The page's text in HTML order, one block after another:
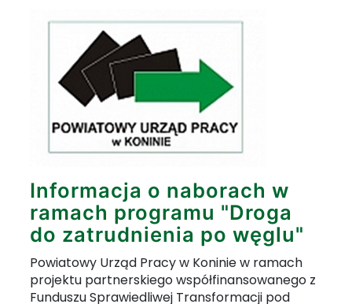
Informacja o naborach w
ramach programu "Droga
do zatrudnienia po węglu"
Powiatowy Urząd Pracy w Koninie w ramach
projektu partnerskiego współfinansowanego z
Funduszu Sprawiedliwej Transformacji pod